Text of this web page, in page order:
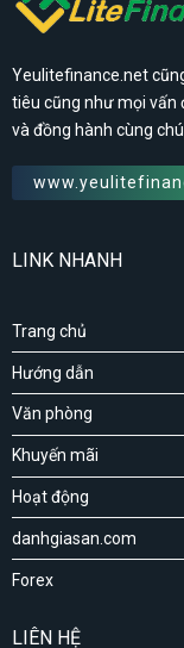
Yeulitefinance.net
tiêu cũng như mọi vấn
và đồng hành cùng
LINK NHANH
Trang chủ
Hướng dẫn
Văn phòng
Khuyến mãi
Hoạt động
danhgiasan.com
Forex
LIÊN HỆ